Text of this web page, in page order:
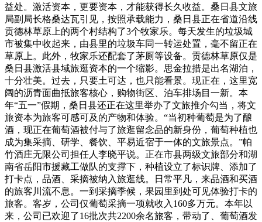
益处。激活资本，更要资本，才能获得长久收益。桑日县文旅
局副局长格桑达瓦引见，按照承载能力，桑日县正在省道沿线
贡德林草原上的两个村结构了3个牧家乐。每天发生的垃圾城
市被集中收起来，由县里的垃圾车同一转运处置，毫不留正在
草原上。此外，牧家乐还配套了茅厕等设备。贡德林草原仅是
桑日县激活县域旅逛资本的一个缩影。思金拉措是出名湖泊，
十分壮美。过去，只要土可达，也只能看景。现正在，这里宽
阔的沥青面曲抵旅客核心，购物街区、泊车排场目一新。本
年“五一”假期，桑日县还正在这里举办了文旅推介勾当，将文
旅资本为旅客可感可及的产物和体验。“当初种葡萄是为了酿
酒，现正在葡萄酒被付与了旅逛留念品的新身份，葡萄种植也
成为集采摘、研学、餐饮、平易近宿于一体的文旅景点。”帕
竹酒庄无限公司担任人李晓平说。正在市县两级文旅部分和湖
南省岳阳市援藏工做队的支撑下，种植设立了标识牌、添加了
打卡点，品酒、采摘被纳入旅逛线。日常平凡，来品酒和买酒
的旅客川流不息。一到采摘季候，果园里到处可见体验打卡的
旅客。客岁，公司仅葡萄采摘一项就收入160多万元。本年以
来，公司已欢迎了16批次共2200余名旅客，带动了、葡萄酒发